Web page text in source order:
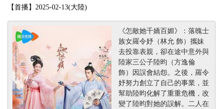
【首播】2025-02-13(大陸)
《怎敵她千嬌百媚》：落魄士
族女羅令妤（林允 飾）攜妹
去投靠表親，卻在途中意外與
陸家三公子陸昀（方逸倫
飾）因誤會結怨。之後，羅令
妤努力創立了自己的事業，並
幫助陸昀化解了重重危機，改
變了陸昀對她的誤解。二人在